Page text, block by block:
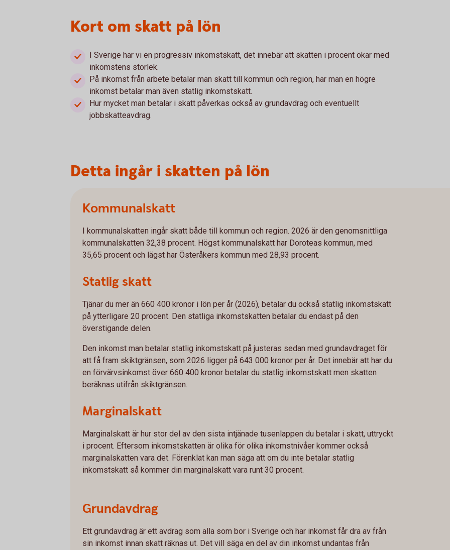
Kort om skatt på lön
I Sverige har vi en progressiv inkomstskatt, det innebär att skatten i procent ökar med
inkomstens storlek.
På inkomst från arbete betalar man skatt till kommun och region, har man en högre
inkomst betalar man även statlig inkomstskatt.
Hur mycket man betalar i skatt påverkas också av grundavdrag och eventuellt
jobbskatteavdrag.
Detta ingår i skatten på lön
Kommunalskatt
I kommunalskatten ingår skatt både till kommun och region. 2026 är den genomsnittliga
kommunalskatten 32,38 procent. Högst kommunalskatt har Doroteas kommun, med
35,65 procent och lägst har Österåkers kommun med 28,93 procent.
Statlig skatt
Tjänar du mer än 660 400 kronor i lön per år (2026), betalar du också statlig inkomstskatt
på ytterligare 20 procent. Den statliga inkomstskatten betalar du endast på den
överstigande delen.
Den inkomst man betalar statlig inkomstskatt på justeras sedan med grundavdraget för
att få fram skiktgränsen, som 2026 ligger på 643 000 kronor per år. Det innebär att har du
en förvärvsinkomst över 660 400 kronor betalar du statlig inkomstskatt men skatten
beräknas utifrån skiktgränsen.
Marginalskatt
Marginalskatt är hur stor del av den sista intjänade tusenlappen du betalar i skatt, uttryckt
i procent. Eftersom inkomstskatten är olika för olika inkomstnivåer kommer också
marginalskatten vara det. Förenklat kan man säga att om du inte betalar statlig
inkomstskatt så kommer din marginalskatt vara runt 30 procent.
Grundavdrag
Ett grundavdrag är ett avdrag som alla som bor i Sverige och har inkomst får dra av från
sin inkomst innan skatt räknas ut. Det vill säga en del av din inkomst undantas från